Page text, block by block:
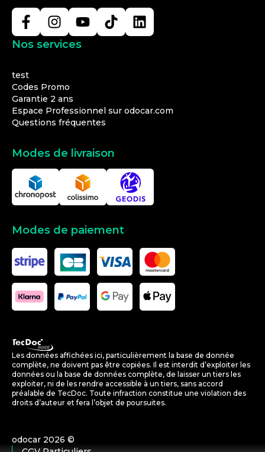
Nos services
test
Codes Promo
Garantie 2 ans
Espace Professionnel sur odocar.com
Questions fréquentes
Modes de livraison
Modes de paiement
Les données affichées ici, particulièrement la base de donnée
complète, ne doivent pas être copiées. Il est interdit d’exploiter les
données ou la base de données complète, de laisser un tiers les
exploiter, ni de les rendre accessible à un tiers, sans accord
préalable de TecDoc. Toute infraction constitue une violation des
droits d’auteur et fera l’objet de poursuites.
odocar 2026 ©